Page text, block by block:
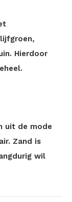
Hierdoor
uit de mode
Zand is
wil